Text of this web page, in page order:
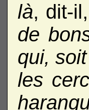
là, dit-il,
de
qui,
les